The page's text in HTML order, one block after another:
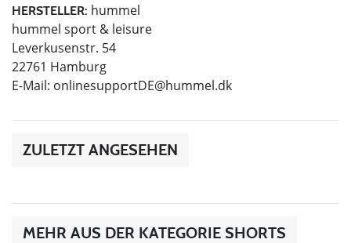
HERSTELLER: hummel
hummel sport & leisure
Leverkusenstr. 54
22761 Hamburg
E-Mail: onlinesupportDE@hummel.dk
ZULETZT ANGESEHEN
MEHR AUS DER KATEGORIE SHORTS